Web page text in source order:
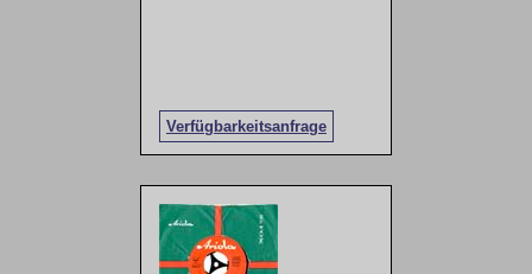
Verfügbarkeitsanfrage